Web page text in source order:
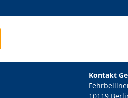
Kontakt
10119